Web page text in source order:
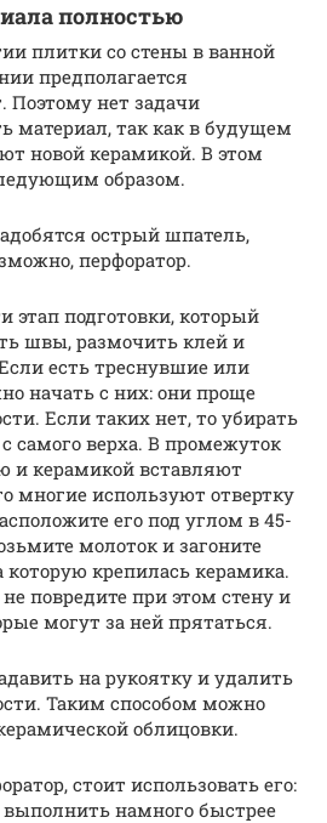
полностью
плитки со стены в ванной
предполагается
нет задачи
материал, так как в будущем
новой керамикой. В этом
образом.
острый шпатель,
перфоратор.
этап подготовки, который
швы, размочить клей и
есть треснувшие или
начать с них: они проще
Если таких нет, то убирать
самого верха. В промежуток
и керамикой вставляют
многие используют отвертку
его под углом в 45-
молоток и загоните
которую крепилась керамика.
повредите при этом стену и
могут за ней прятаться.
на рукоятку и удалить
Таким способом можно
облицовки.
стоит использовать его:
намного быстрее